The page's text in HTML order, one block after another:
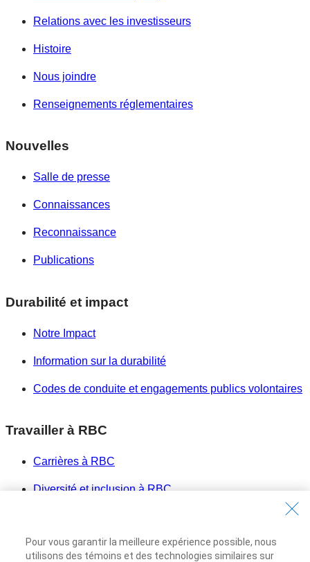
Relations avec les investisseurs
Histoire
Nous joindre
Renseignements réglementaires
Nouvelles
Salle de presse
Connaissances
Reconnaissance
Publications
Durabilité et impact
Notre Impact
Information sur la durabilité
Codes de conduite et engagements publics volontaires
Travailler à RBC
Carrières à RBC
Diversité et inclusion à RBC
Site Web de la Banque Royale du Canada©1995-2026
Pour vous garantir la meilleure expérience possible, nous
utilisons des témoins et des technologies similaires sur